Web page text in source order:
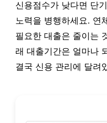
신용점수가 낮다면 단
노력을 병행하세요. 연
필요한 대출은 줄이는
래 대출기간은 얼마나
결국 신용 관리에 달려